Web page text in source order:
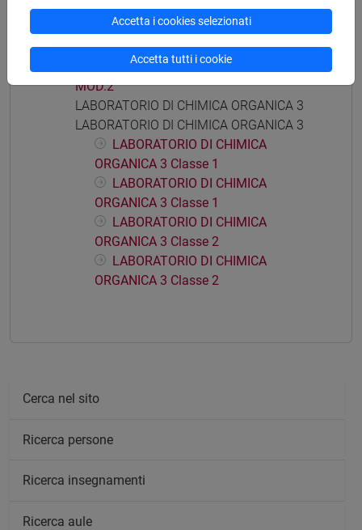
CHIMICA ORGANICA 3 E LABORATORIO
CHIMICA ORGANICA 3 E LABORATORIO
- MOD.1
CHIMICA ORGANICA 3 E LABORATORIO -
MOD.2
LABORATORIO DI CHIMICA ORGANICA 3
LABORATORIO DI CHIMICA ORGANICA 3
LABORATORIO DI CHIMICA
ORGANICA 3 Classe 1
LABORATORIO DI CHIMICA
ORGANICA 3 Classe 1
LABORATORIO DI CHIMICA
ORGANICA 3 Classe 2
LABORATORIO DI CHIMICA
ORGANICA 3 Classe 2
Cerca nel sito
Ricerca persone
Ricerca insegnamenti
Ricerca aule
Accetta i cookies selezionati
Accetta tutti i cookie